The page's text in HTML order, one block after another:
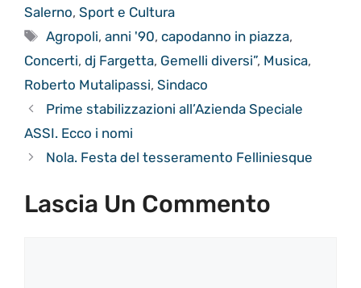
Salerno, Sport e Cultura
Tag
Agropoli,anni '90,capodanno in piazza,
Concerti, dj Fargetta, Gemelli diversi”, Musica,
Roberto Mutalipassi, Sindaco
Prime stabilizzazioni all’Azienda Speciale
ASSI. Ecco i nomi
Nola. Festa del tesseramento Felliniesque
Lascia Un Commento